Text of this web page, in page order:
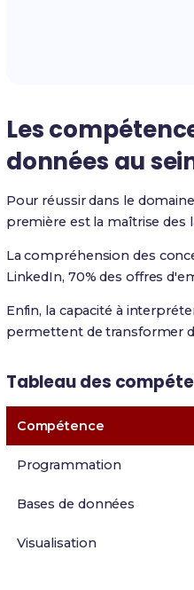
Les
données au
Pour réussir dans le
première est la maîtrise des
La compréhension des
LinkedIn, 70% des offres
Enfin, la capacité à
permettent de transformer
Tableau des
Compétence
Programmation
Bases de données
Visualisation